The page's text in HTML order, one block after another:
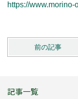
https://www.morino-
前の記事
記事一覧